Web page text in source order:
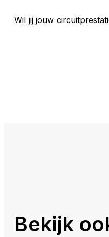
Wil jij jouw
Bekijk